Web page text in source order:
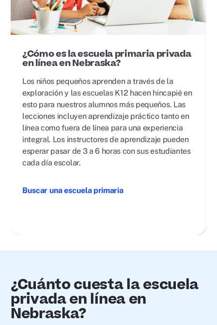
¿Cómo es la escuela primaria privada
en línea en Nebraska?
Los niños pequeños aprenden a través de la
exploración y las escuelas K12 hacen hincapié en
esto para nuestros alumnos más pequeños. Las
lecciones incluyen aprendizaje práctico tanto en
línea como fuera de línea para una experiencia
integral. Los instructores de aprendizaje pueden
esperar pasar de 3 a 6 horas con sus estudiantes
cada día escolar.
Buscar una escuela primaria
¿Cuánto cuesta la escuela
privada en línea en
Nebraska?